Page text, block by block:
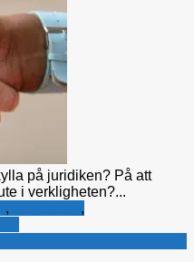
på juridiken? På att
i verkligheten?...
,
,